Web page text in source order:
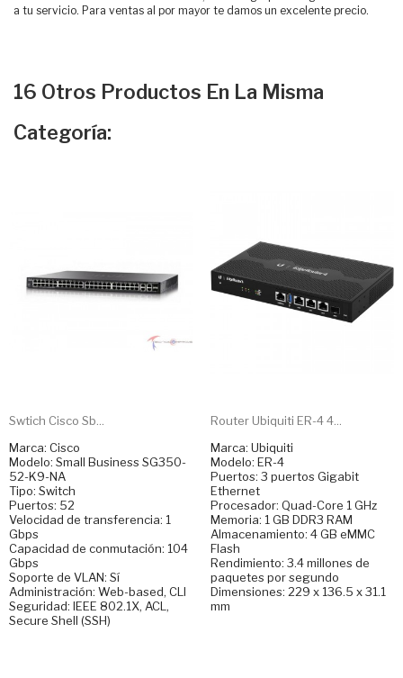
a tu servicio. Para ventas al por mayor te damos un excelente precio.
16 Otros Productos En La Misma
Categoría:
Swtich Cisco Sb...
Marca: Cisco
Modelo: Small Business SG350-
52-K9-NA
Tipo: Switch
Puertos: 52
Velocidad de transferencia: 1
Gbps
Capacidad de conmutación: 104
Gbps
Soporte de VLAN: Sí
Administración: Web-based, CLI
Seguridad: IEEE 802.1X, ACL,
Secure Shell (SSH)
Router Ubiquiti ER-4 4...
Marca: Ubiquiti
Modelo: ER-4
Puertos: 3 puertos Gigabit
Ethernet
Procesador: Quad-Core 1 GHz
Memoria: 1 GB DDR3 RAM
Almacenamiento: 4 GB eMMC
Flash
Rendimiento: 3.4 millones de
paquetes por segundo
Dimensiones: 229 x 136.5 x 31.1
mm